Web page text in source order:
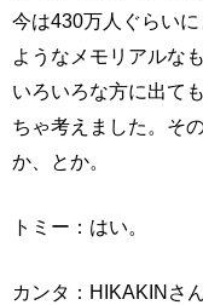
今は430万人ぐらい
ようなメモリアルな
いろいろな方に出て
ちゃ考えました。そ
か、とか。
トミー：はい。
カンタ：HIKAKINさ